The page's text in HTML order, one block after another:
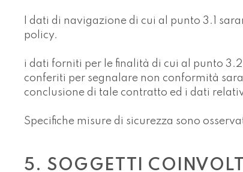
I dati di navigazione di cui al punto 3.1
policy.
i dati forniti per le finalità di cui al punto
conferiti per segnalare non conformità
conclusione di tale contratto ed i dati
Specifiche misure di sicurezza sono
5. SOGGETTI